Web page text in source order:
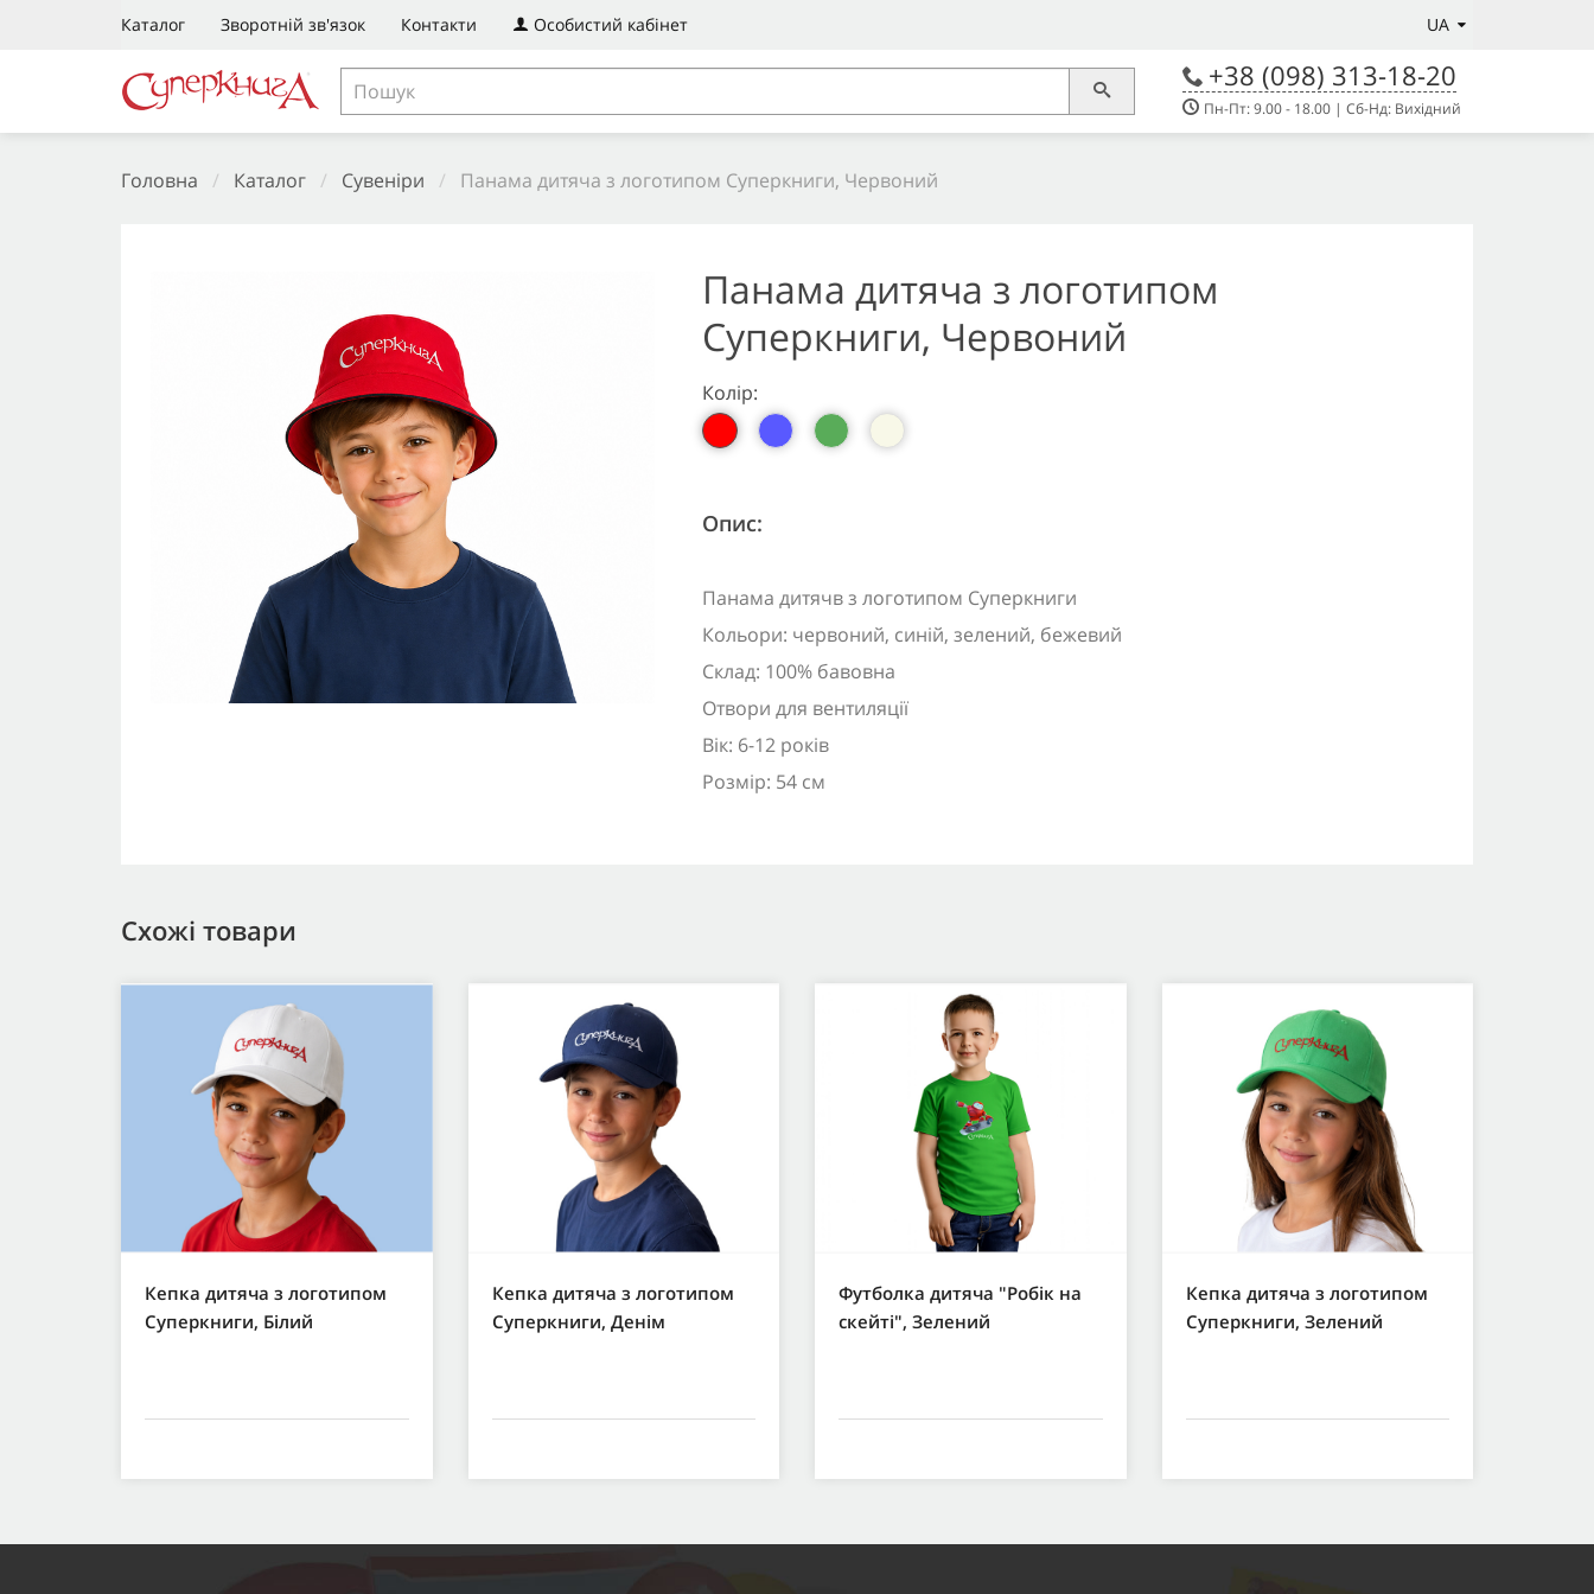
Каталог Зворотній зв'язок Контакти Особистий кабінет UA
+38 (098) 313-18-20
Пн-Пт: 9.00 - 18.00 | Сб-Нд: Вихідний
Головна / Каталог / Сувеніри / Панама дитяча з логотипом Суперкниги, Червоний
Панама дитяча з логотипом
Суперкниги, Червоний
Колір:
Опис:
Панама дитячв з логотипом Суперкниги
Кольори: червоний, синій, зелений, бежевий
Склад: 100% бавовна
Отвори для вентиляції
Вік: 6-12 років
Розмір: 54 см
Схожі товари
Кепка дитяча з логотипом
Суперкниги, Білий
Кепка дитяча з логотипом
Суперкниги, Денім
Футболка дитяча "Робік на
скейті", Зелений
Кепка дитяча з логотипом
Суперкниги, Зелений